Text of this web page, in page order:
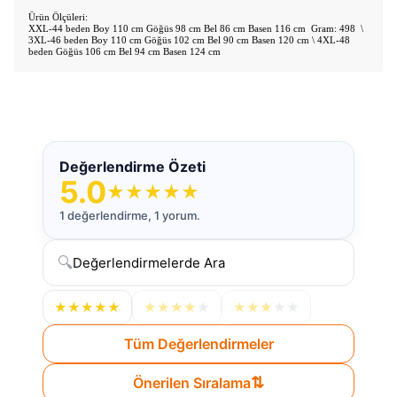
Ürün Ölçüleri:
XXL-44 beden Boy 110 cm Göğüs 98 cm Bel 86 cm Basen 116 cm Gram: 498 \
3XL-46 beden Boy 110 cm Göğüs 102 cm Bel 90 cm Basen 120 cm \ 4XL-48
beden Göğüs 106 cm Bel 94 cm Basen 124 cm
Değerlendirme Özeti
5.0★★★★★
1 değerlendirme, 1 yorum.
🔍
★★★★★ ★ ★ ★ ★ ★ ★ ★
Tüm Değerlendirmeler
Önerilen Sıralama⇅